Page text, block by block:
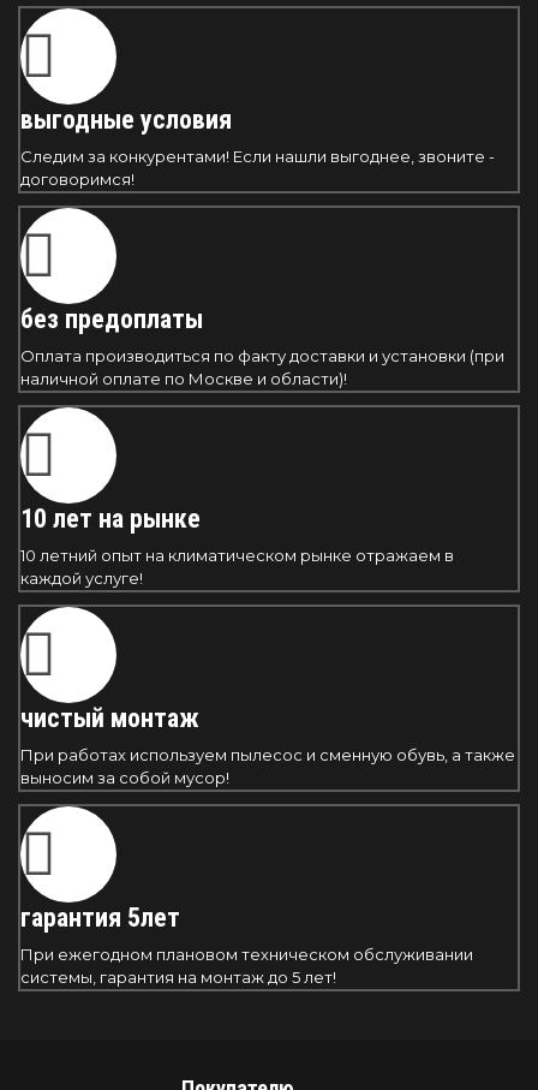
выгодные условия
Следим за конкурентами! Если нашли выгоднее, звоните -
договоримся!
без предоплаты
Оплата производиться по факту доставки и установки (при
наличной оплате по Москве и области)!
10 лет на рынке
10 летний опыт на климатическом рынке отражаем в
каждой услуге!
чистый монтаж
При работах используем пылесос и сменную обувь, а также
выносим за собой мусор!
гарантия 5лет
При ежегодном плановом техническом обслуживании
системы, гарантия на монтаж до 5 лет!